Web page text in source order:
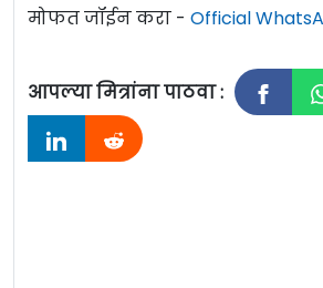
मोफत जॉईन करा - Official
आपल्या मित्रांना पाठवा :